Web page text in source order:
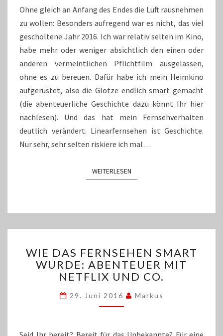
LEERLAUF
Ohne gleich an Anfang des Endes die Luft rausnehmen
zu wollen: Besonders aufregend war es nicht, das viel
gescholtene Jahr 2016. Ich war relativ selten im Kino,
habe mehr oder weniger absichtlich den einen oder
anderen vermeintlichen Pflichtfilm ausgelassen,
ohne es zu bereuen. Dafür habe ich mein Heimkino
aufgerüstet, also die Glotze endlich smart gemacht
(die abenteuerliche Geschichte dazu könnt Ihr hier
nachlesen). Und das hat mein Fernsehverhalten
deutlich verändert. Linearfernsehen ist Geschichte.
Nur sehr, sehr selten riskiere ich mal…
WEITERLESENWEITERLESEN
DAS
FERNSEHEN
SMART
ABENTEUER
MIT
WIE DAS FERNSEHEN SMART
WURDE: ABENTEUER MIT
NETFLIX UND CO.
29. Juni 2016 Markus